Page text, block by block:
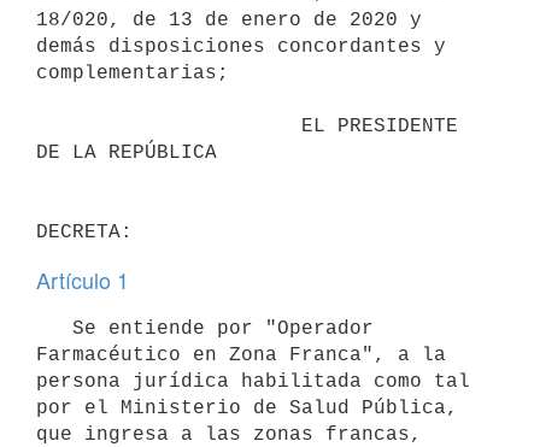
18/020, de 13 de enero de 2020 y
demás disposiciones concordantes y
complementarias;
DE LA REPÚBLICA
Artículo 1
Farmacéutico en Zona Franca", a la
persona jurídica habilitada como tal
por el Ministerio de Salud Pública,
que ingresa a las zonas francas,